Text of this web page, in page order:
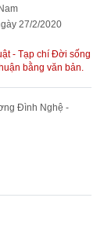
27/2/2020
- Tạp chí Đời sống
bằng văn bản.
Đình Nghệ -